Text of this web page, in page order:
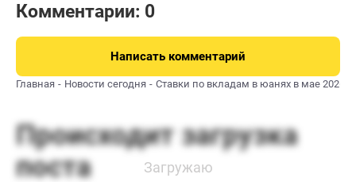
Комментарии: 0
Написать комментарий
Главная Новости сегодня Ставки по вкладам в юанях в мае 2026